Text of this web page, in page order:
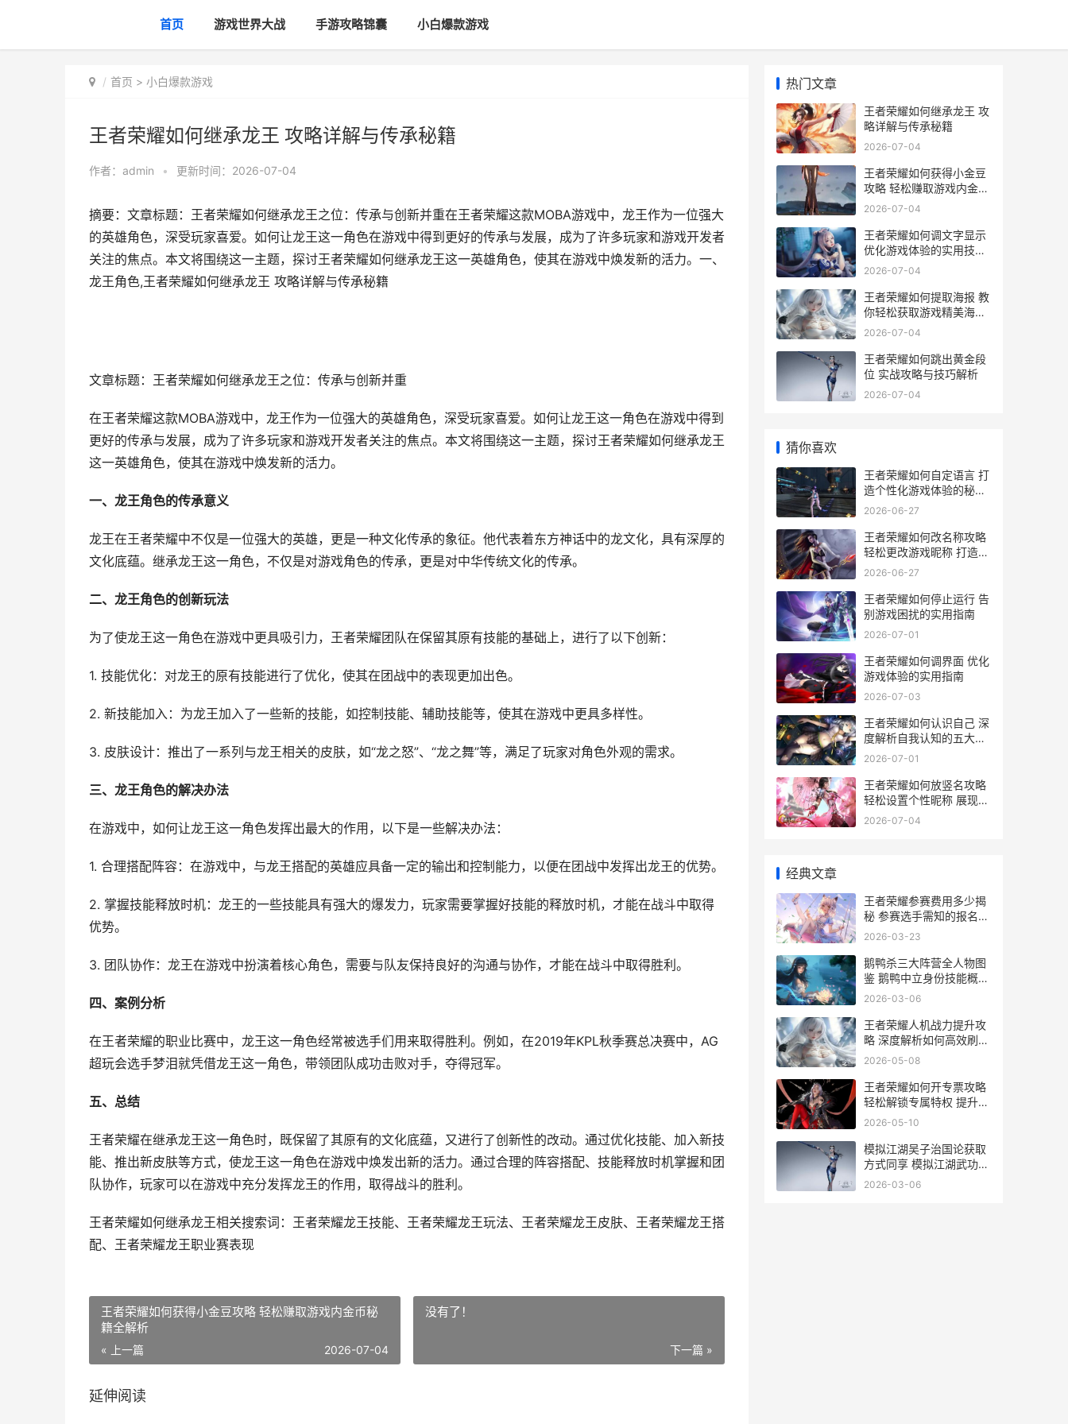
首页 游戏世界大战 手游攻略锦囊 小白爆款游戏
首页 > 小白爆款游戏
王者荣耀如何继承龙王 攻略详解与传承秘籍
作者： admin • 更新时间：2026-07-04
摘要：文章标题：王者荣耀如何继承龙王之位：传承与创新并重在王者荣耀这款MOBA游戏中，龙王作为一位强大
的英雄角色，深受玩家喜爱。如何让龙王这一角色在游戏中得到更好的传承与发展，成为了许多玩家和游戏开发者
关注的焦点。本文将围绕这一主题，探讨王者荣耀如何继承龙王这一英雄角色，使其在游戏中焕发新的活力。一、
龙王角色,王者荣耀如何继承龙王 攻略详解与传承秘籍
文章标题：王者荣耀如何继承龙王之位：传承与创新并重
在王者荣耀这款MOBA游戏中，龙王作为一位强大的英雄角色，深受玩家喜爱。如何让龙王这一角色在游戏中得到
更好的传承与发展，成为了许多玩家和游戏开发者关注的焦点。本文将围绕这一主题，探讨王者荣耀如何继承龙王
这一英雄角色，使其在游戏中焕发新的活力。
一、龙王角色的传承意义
龙王在王者荣耀中不仅是一位强大的英雄，更是一种文化传承的象征。他代表着东方神话中的龙文化，具有深厚的
文化底蕴。继承龙王这一角色，不仅是对游戏角色的传承，更是对中华传统文化的传承。
二、龙王角色的创新玩法
为了使龙王这一角色在游戏中更具吸引力，王者荣耀团队在保留其原有技能的基础上，进行了以下创新：
1. 技能优化：对龙王的原有技能进行了优化，使其在团战中的表现更加出色。
2. 新技能加入：为龙王加入了一些新的技能，如控制技能、辅助技能等，使其在游戏中更具多样性。
3. 皮肤设计：推出了一系列与龙王相关的皮肤，如“龙之怒”、“龙之舞”等，满足了玩家对角色外观的需求。
三、龙王角色的解决办法
在游戏中，如何让龙王这一角色发挥出最大的作用，以下是一些解决办法：
1. 合理搭配阵容：在游戏中，与龙王搭配的英雄应具备一定的输出和控制能力，以便在团战中发挥出龙王的优势。
2. 掌握技能释放时机：龙王的一些技能具有强大的爆发力，玩家需要掌握好技能的释放时机，才能在战斗中取得
优势。
3. 团队协作：龙王在游戏中扮演着核心角色，需要与队友保持良好的沟通与协作，才能在战斗中取得胜利。
四、案例分析
在王者荣耀的职业比赛中，龙王这一角色经常被选手们用来取得胜利。例如，在2019年KPL秋季赛总决赛中，AG
超玩会选手梦泪就凭借龙王这一角色，带领团队成功击败对手，夺得冠军。
五、总结
王者荣耀在继承龙王这一角色时，既保留了其原有的文化底蕴，又进行了创新性的改动。通过优化技能、加入新技
能、推出新皮肤等方式，使龙王这一角色在游戏中焕发出新的活力。通过合理的阵容搭配、技能释放时机掌握和团
队协作，玩家可以在游戏中充分发挥龙王的作用，取得战斗的胜利。
王者荣耀如何继承龙王相关搜索词：王者荣耀龙王技能、王者荣耀龙王玩法、王者荣耀龙王皮肤、王者荣耀龙王搭
配、王者荣耀龙王职业赛表现
王者荣耀如何获得小金豆攻略 轻松赚取游戏内金币秘
籍全解析
« 上一篇 2026-07-04
没有了！
下一篇 »
延伸阅读
热门文章
王者荣耀如何继承龙王 攻
略详解与传承秘籍
2026-07-04
王者荣耀如何获得小金豆
攻略 轻松赚取游戏内金币
秘籍全解析
2026-07-04
王者荣耀如何调文字显示
优化游戏体验的实用技巧
解析
2026-07-04
王者荣耀如何提取海报 教
你轻松获取游戏精美海报
教程
2026-07-04
王者荣耀如何跳出黄金段
位 实战攻略与技巧解析
2026-07-04
猜你喜欢
王者荣耀如何自定语言 打
造个性化游戏体验的秘籍
解析
2026-06-27
王者荣耀如何改名称攻略
轻松更改游戏昵称 打造个
性ID
2026-06-27
王者荣耀如何停止运行 告
别游戏困扰的实用指南
2026-07-01
王者荣耀如何调界面 优化
游戏体验的实用指南
2026-07-03
王者荣耀如何认识自己 深
度解析自我认知的五大关
键要素
2026-07-01
王者荣耀如何放竖名攻略
轻松设置个性昵称 展现独
特魅力
2026-07-04
经典文章
王者荣耀参赛费用多少揭
秘 参赛选手需知的报名费
用全解析
2026-03-23
鹅鸭杀三大阵营全人物图
鉴 鹅鸭中立身份技能概括
杀鹅杀哪
2026-03-06
王者荣耀人机战力提升攻
略 深度解析如何高效刷战
力技巧
2026-05-08
王者荣耀如何开专票攻略
轻松解锁专属特权 提升游
戏体验全解析
2026-05-10
模拟江湖吴子治国论获取
方式同享 模拟江湖武功秘
籍
2026-03-06